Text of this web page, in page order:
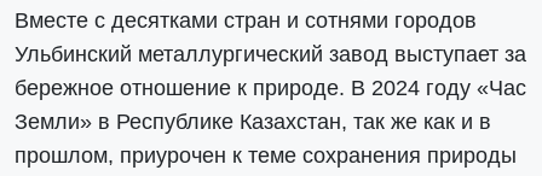
Вместе с десятками стран и сотнями городов
Ульбинский металлургический завод выступает за
бережное отношение к природе. В 2024 году «Час
Земли» в Республике Казахстан, так же как и в
прошлом, приурочен к теме сохранения природы